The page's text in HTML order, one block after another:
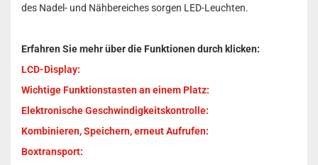
des Nadel- und Nähbereiches sorgen LED-Leuchten.
Erfahren Sie mehr über die Funktionen durch klicken:
LCD-Display:
Wichtige Funktionstasten an einem Platz:
Elektronische Geschwindigkeitskontrolle:
Kombinieren, Speichern, erneut Aufrufen:
Boxtransport: